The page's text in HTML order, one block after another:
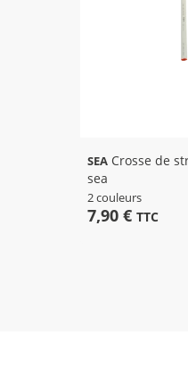
SEACrosse de street hockey 100cm
sea
2 couleurs
7,90 € TTC